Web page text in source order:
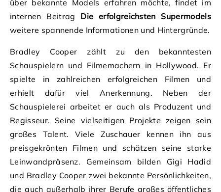
über bekannte Models erfahren möchte, findet im
internen Beitrag Die erfolgreichsten Supermodels
weitere spannende Informationen und Hintergründe.
Bradley Cooper zählt zu den bekanntesten
Schauspielern und Filmemachern in Hollywood. Er
spielte in zahlreichen erfolgreichen Filmen und
erhielt dafür viel Anerkennung. Neben der
Schauspielerei arbeitet er auch als Produzent und
Regisseur. Seine vielseitigen Projekte zeigen sein
großes Talent. Viele Zuschauer kennen ihn aus
preisgekrönten Filmen und schätzen seine starke
Leinwandpräsenz. Gemeinsam bilden Gigi Hadid
und Bradley Cooper zwei bekannte Persönlichkeiten,
die auch außerhalb ihrer Berufe großes öffentliches